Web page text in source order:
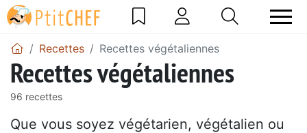
Recettes Recettes végétaliennes
Recettes végétaliennes
96 recettes
Que vous soyez végétarien, végétalien ou